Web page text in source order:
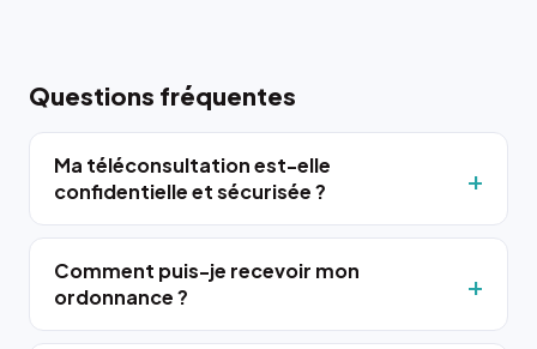
Questions fréquentes
Ma téléconsultation est-elle
confidentielle et sécurisée ?
Comment puis-je recevoir mon
ordonnance ?